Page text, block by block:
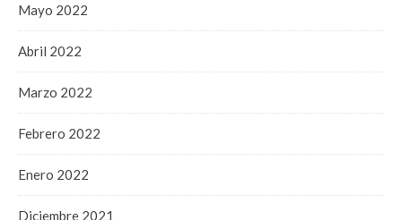
Mayo 2022
Abril 2022
Marzo 2022
Febrero 2022
Enero 2022
Diciembre 2021